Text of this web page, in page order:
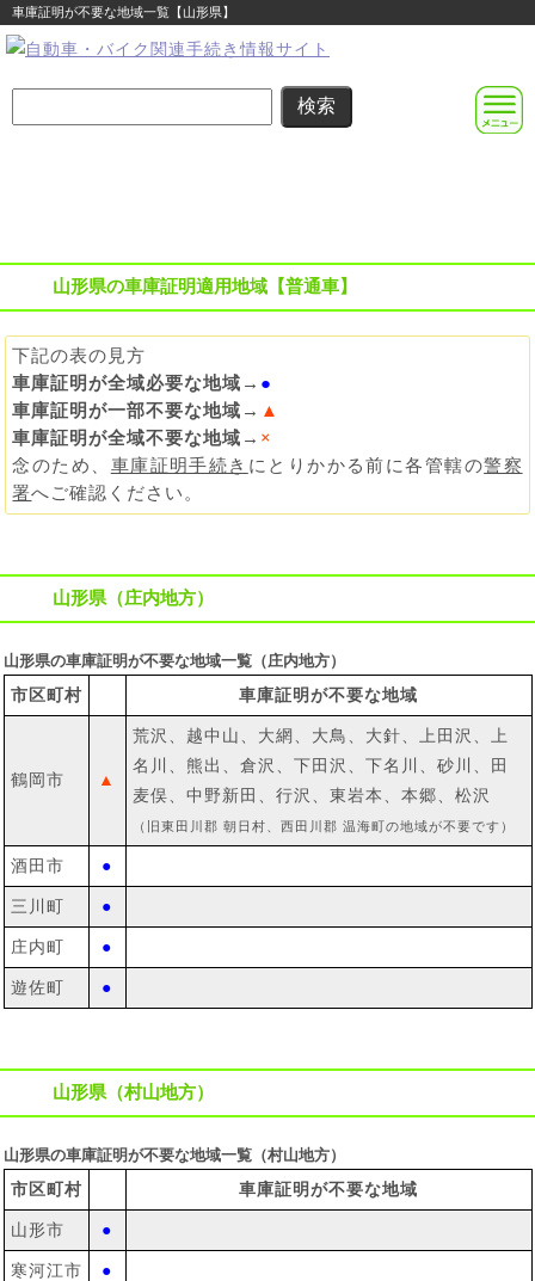
車庫証明が不要な地域一覧【山形県】
山形県の車庫証明適用地域【普通車】
下記の表の見方
車庫証明が全域必要な地域 → ●
車庫証明が一部不要な地域 → ▲
車庫証明が全域不要な地域 → ×
念のため、 車庫証明手続き にとりかかる前に各管轄の警察
署へご確認ください。
山形県（庄内地方）
山形県の車庫証明が不要な地域一覧（庄内地方）
市区町村
車庫証明が不要な地域
鶴岡市 ▲
荒沢、越中山、大網、大鳥、大針、上田沢、上
名川、熊出、倉沢、下田沢、下名川、砂川、田
麦俣、中野新田、行沢、東岩本、本郷、松沢
（旧東田川郡 朝日村、西田川郡 温海町の地域が不要です）
酒田市 ●
三川町 ●
庄内町 ●
遊佐町 ●
山形県（村山地方）
山形県の車庫証明が不要な地域一覧（村山地方）
市区町村
車庫証明が不要な地域
山形市 ●
寒河江市 ●